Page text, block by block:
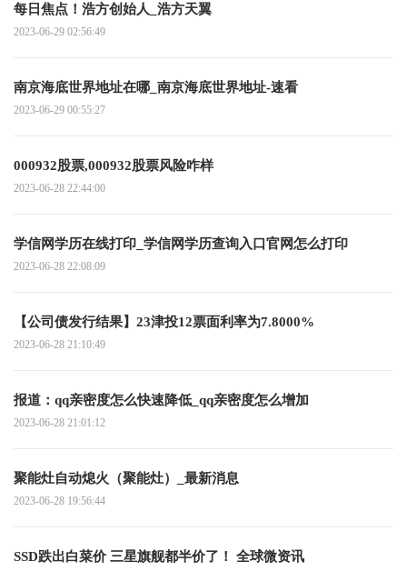
每日焦点！浩方创始人_浩方天翼
2023-06-29 02:56:49
南京海底世界地址在哪_南京海底世界地址-速看
2023-06-29 00:55:27
000932股票,000932股票风险咋样
2023-06-28 22:44:00
学信网学历在线打印_学信网学历查询入口官网怎么打印
2023-06-28 22:08:09
【公司债发行结果】23津投12票面利率为7.8000%
2023-06-28 21:10:49
报道：qq亲密度怎么快速降低_qq亲密度怎么增加
2023-06-28 21:01:12
聚能灶自动熄火（聚能灶）_最新消息
2023-06-28 19:56:44
SSD跌出白菜价 三星旗舰都半价了！ 全球微资讯